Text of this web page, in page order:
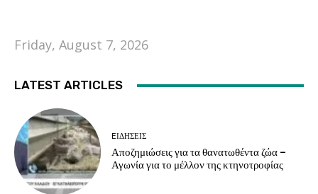
Friday, August 7, 2026
LATEST ARTICLES
EΙΔΗΣΕΙΣ
Αποζημιώσεις για τα θανατωθέντα ζώα –
Αγωνία για το μέλλον της κτηνοτροφίας